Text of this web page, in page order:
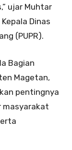
ujar Muhtar
Dinas
(PUPR).
Bagian
Magetan,
pentingnya
masyarakat